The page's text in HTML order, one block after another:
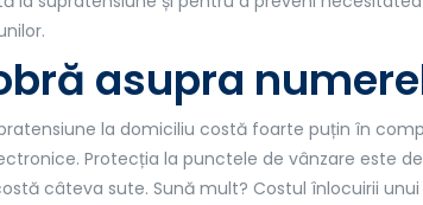
asupra
la domiciliu costă foarte puțin în
Protecția la punctele de vânzare este de
câteva sute. Sună mult? Costul înlocuirii
Servicii Electrician24